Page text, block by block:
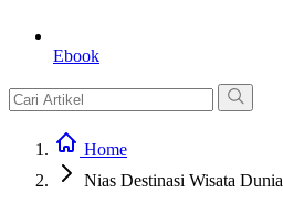
Ebook
Home
Nias Destinasi Wisata Dunia